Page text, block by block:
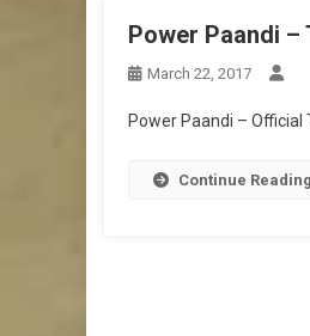
Power Paandi –
March 22, 2017
Power Paandi – Official
Continue Reading